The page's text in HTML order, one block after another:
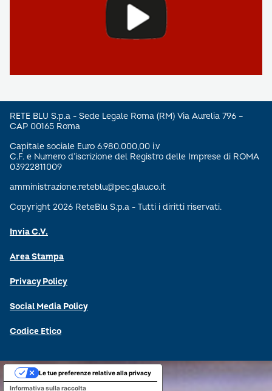
RETE BLU S.p.a - Sede Legale Roma (RM) Via Aurelia 796 –
CAP 00165 Roma
Capitale sociale Euro 6.980.000,00 i.v
C.F. e Numero d’iscrizione del Registro delle Imprese di ROMA
03922811009
amministrazione.reteblu@pec.glauco.it
Copyright 2026 ReteBlu S.p.a - Tutti i diritti riservati.
Invia C.V.
Area Stampa
Privacy Policy
Social Media Policy
Codice Etico
Informativa sulla raccolta
Le tue preferenze relative alla privacy